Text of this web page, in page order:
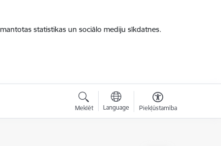
statistikas un sociālo mediju sīkdatnes.
Meklēt Language Piekļūstamība